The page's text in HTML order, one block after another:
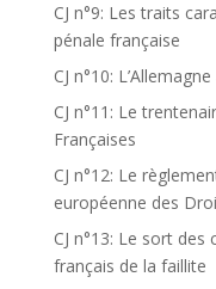
CJ n°9: Les traits
pénale française
CJ n°10:
CJ n°11: Le
Françaises
CJ n°12: Le
européenne des
CJ n°13: Le sort
français de la faillite